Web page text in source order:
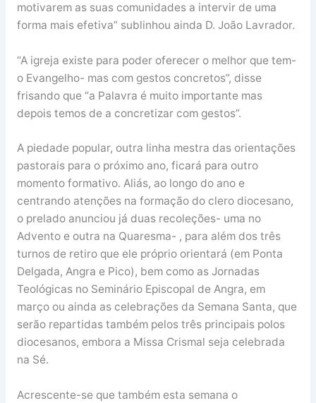
motivarem as suas comunidades a intervir de uma
forma mais efetiva” sublinhou ainda D. João Lavrador.
“A igreja existe para poder oferecer o melhor que tem-
o Evangelho- mas com gestos concretos”, disse
frisando que “a Palavra é muito importante mas
depois temos de a concretizar com gestos”.
A piedade popular, outra linha mestra das orientações
pastorais para o próximo ano, ficará para outro
momento formativo. Aliás, ao longo do ano e
centrando atenções na formação do clero diocesano,
o prelado anunciou já duas recoleções- uma no
Advento e outra na Quaresma- , para além dos três
turnos de retiro que ele próprio orientará (em Ponta
Delgada, Angra e Pico), bem como as Jornadas
Teológicas no Seminário Episcopal de Angra, em
março ou ainda as celebrações da Semana Santa, que
serão repartidas também pelos três principais polos
diocesanos, embora a Missa Crismal seja celebrada
na Sé.
Acrescente-se que também esta semana o